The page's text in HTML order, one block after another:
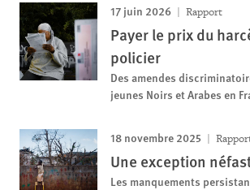
17 juin 2026 Rapport
Payer le prix du
policier
Des amendes
jeunes Noirs et Arabes en
18 novembre 2025
Une exception
Les manquements